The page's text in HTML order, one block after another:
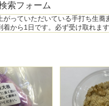
索フォーム
がっていただいている手打ち生蕎
着から1日です。必ず受け取れま